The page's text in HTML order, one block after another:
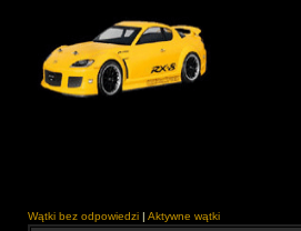
Wątki bez odpowiedzi | Aktywne wątki